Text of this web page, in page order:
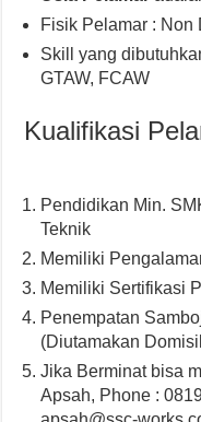
Fisik Pelamar : Non
Skill yang
GTAW, FCAW
Kualifikasi
Pendidikan Min.
Teknik
Memiliki
Memiliki Sertifikasi
Penempatan
(Diutamakan
Jika Berminat bisa
Apsah, Phone :